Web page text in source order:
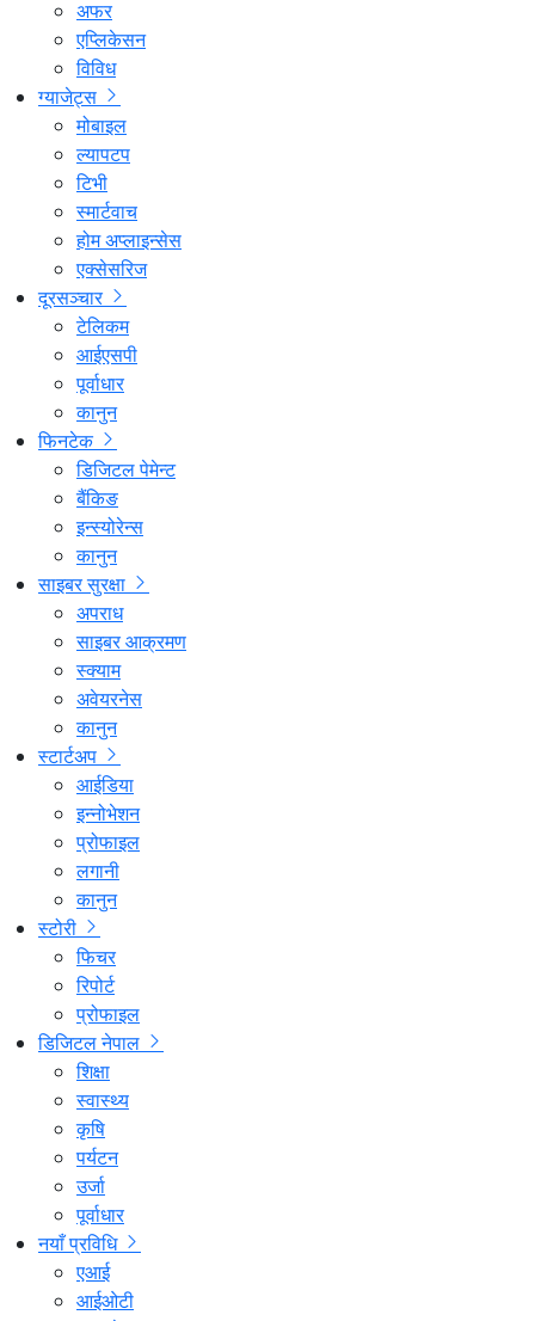
अफर
एप्लिकेसन
विविध
ग्याजेट्स
मोबाइल
ल्यापटप
टिभी
स्मार्टवाच
होम अप्लाइन्सेस
एक्सेसरिज
दूरसञ्चार
टेलिकम
आईएसपी
पूर्वाधार
कानुन
फिनटेक
डिजिटल पेमेन्ट
बैंकिङ
इन्स्योरेन्स
कानुन
साइबर सुरक्षा
अपराध
साइबर आक्रमण
स्क्याम
अवेयरनेस
कानुन
स्टार्टअप
आईडिया
इन्नोभेशन
प्रोफाइल
लगानी
कानुन
स्टोरी
फिचर
रिपोर्ट
प्रोफाइल
डिजिटल नेपाल
शिक्षा
स्वास्थ्य
कृषि
पर्यटन
उर्जा
पूर्वाधार
नयाँ प्रविधि
एआई
आईओटी